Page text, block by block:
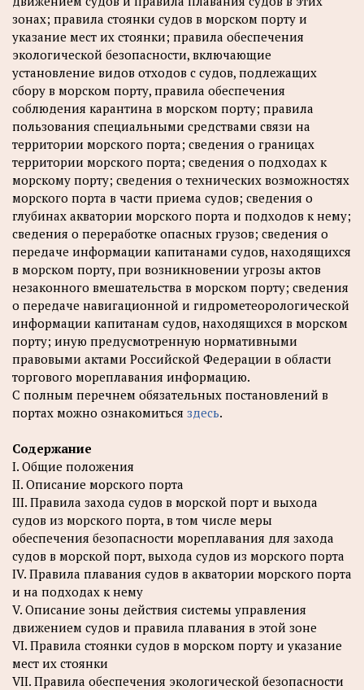
зонах; правила стоянки судов в морском порту и
указание мест их стоянки; правила обеспечения
экологической безопасности, включающие
установление видов отходов с судов, подлежащих
сбору в морском порту, правила обеспечения
соблюдения карантина в морском порту; правила
пользования специальными средствами связи на
территории морского порта; сведения о границах
территории морского порта; сведения о подходах к
морскому порту; сведения о технических возможностях
морского порта в части приема судов; сведения о
глубинах акватории морского порта и подходов к нему;
сведения о переработке опасных грузов; сведения о
передаче информации капитанами судов, находящихся
в морском порту, при возникновении угрозы актов
незаконного вмешательства в морском порту; сведения
о передаче навигационной и гидрометеорологической
информации капитанам судов, находящихся в морском
порту; иную предусмотренную нормативными
правовыми актами Российской Федерации в области
торгового мореплавания информацию.
С полным перечнем обязательных постановлений в
портах можно ознакомиться здесь.
Содержание
I. Общие положения
II. Описание морского порта
III. Правила захода судов в морской порт и выхода
судов из морского порта, в том числе меры
обеспечения безопасности мореплавания для захода
судов в морской порт, выхода судов из морского порта
IV. Правила плавания судов в акватории морского порта
и на подходах к нему
V. Описание зоны действия системы управления
движением судов и правила плавания в этой зоне
VI. Правила стоянки судов в морском порту и указание
мест их стоянки
VII. Правила обеспечения экологической безопасности